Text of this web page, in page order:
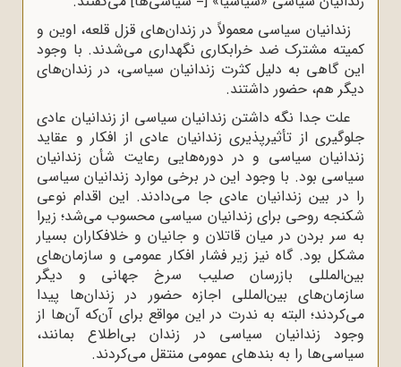
زندانیان سیاسی معمولاً در زندان‌های قزل قلعه، اوین و
کمیته مشترک ضد خرابکاری نگهداری می‌‌شدند. با وجود
این گاهی به دلیل کثرت زندانیان سیاسی، در زندان‌های
دیگر هم، حضور داشتند.
علت جدا نگه داشتن زندانیان سیاسی از زندانیان عادی
جلوگیری از تأثیرپذیری زندانیان عادی از افکار و عقاید
زندانیان سیاسی و در دوره‌هایی رعایت شأن زندانیان
سیاسی بود. با وجود این در برخی موارد زندانیان سیاسی
را در بین زندانیان عادی جا می‌‌دادند. این اقدام نوعی
شکنجه روحی برای زندانیان سیاسی محسوب می‌شد؛ زیرا
به سر بردن در میان قاتلان و جانیان و خلافکاران بسیار
مشکل بود. گاه نیز زیر فشار افکار عمومی و سازمان‌های
بین‌المللی بازرسان صلیب سرخ جهانی و دیگر
سازمان‌های بین‌المللی اجازه حضور در زندان‌ها پیدا
می‌‌کردند؛ البته به ندرت در این مواقع برای آن‌که آن‌ها از
وجود زندانیان سیاسی در زندان بی‌اطلاع بمانند،
سیاسی‌ها را به بندهای عمومی منتقل می‌کردند.